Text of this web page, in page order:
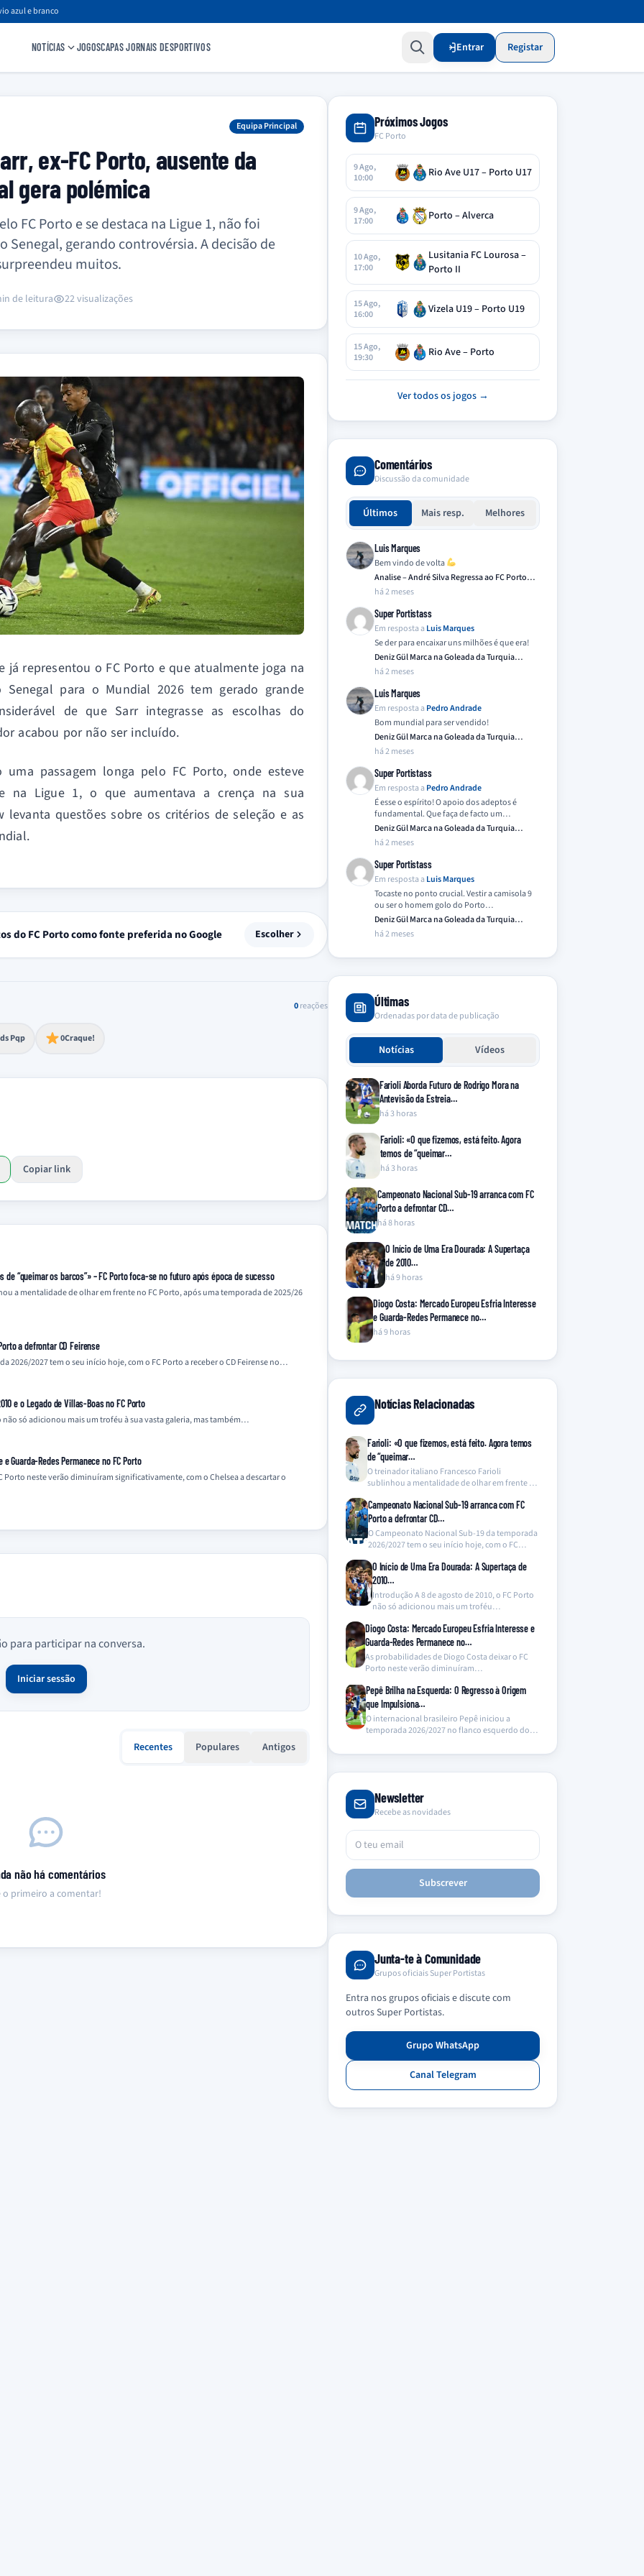
azul e branco
NOTÍCIAS JOGOSCAPAS JORNAIS DESPORTIVOS Entrar Registar
Equipa Principal
ex-FC Porto, ausente da
gera polémica
FC Porto e se destaca na Ligue 1, não foi
Senegal, gerando controvérsia. A decisão de
muitos.
de leitura 22 visualizações
já representou o FC Porto e que atualmente joga na
para o Mundial 2026 tem gerado grande
de que Sarr integrasse as escolhas do
acabou por não ser incluído.
passagem longa pelo FC Porto, onde esteve
na Ligue 1, o que aumentava a crença na sua
levanta questões sobre os critérios de seleção e as
do FC Porto como fonte preferida no Google Escolher
0reações
Pqp
extremo 0Craque!
Copiar link
“queimar os barcos”» – FC Porto foca-se no futuro após época de sucesso
a mentalidade de olhar em frente no FC Porto, após uma temporada de 2025/26
a defrontar CD Feirense
2026/2027 tem o seu início hoje, com o FC Porto a receber o CD Feirense no…
e o Legado de Villas-Boas no FC Porto
não só adicionou mais um troféu à sua vasta galeria, mas também…
Guarda-Redes Permanece no FC Porto
Porto neste verão diminuíram significativamente, com o Chelsea a descartar o
para participar na conversa.
Iniciar sessão
Recentes Populares Antigos
não há comentários
o primeiro a comentar!
Próximos Jogos
FC Porto
9 Ago,
10:00
Rio Ave U17 – Porto U17
9 Ago,
17:00
Porto – Alverca
10 Ago,
17:00
Lusitania FC Lourosa –
Porto II
15 Ago,
16:00
Vizela U19 – Porto U19
15 Ago,
19:30
Rio Ave – Porto
Ver todos os jogos →
Comentários
Discussão da comunidade
Últimos Mais resp. Melhores
Luis Marques
Bem vindo de volta
Analise – André Silva Regressa ao FC Porto…
há 2 meses
Super Portistass
Em resposta a Luis Marques
Se der para encaixar uns milhões é que era!
Deniz Gül Marca na Goleada da Turquia
Frente…
há 2 meses
Luis Marques
Em resposta a Pedro Andrade
Bom mundial para ser vendido!
Deniz Gül Marca na Goleada da Turquia
Frente…
há 2 meses
Super Portistass
Em resposta a Pedro Andrade
É esse o espírito! O apoio dos adeptos é
fundamental. Que faça de facto um…
Deniz Gül Marca na Goleada da Turquia
Frente…
há 2 meses
Super Portistass
Em resposta a Luis Marques
Tocaste no ponto crucial. Vestir a camisola 9
ou ser o homem golo do Porto…
Deniz Gül Marca na Goleada da Turquia
Frente…
há 2 meses
Últimas
Ordenadas por data de publicação
Notícias Vídeos
Farioli Aborda Futuro de Rodrigo Mora na
Antevisão da Estreia…
há 3 horas
Farioli: «O que fizemos, está feito. Agora
temos de “queimar…
há 3 horas
Campeonato Nacional Sub-19 arranca com FC
Porto a defrontar CD…
há 8 horas
O Início de Uma Era Dourada: A Supertaça
de 2010…
há 9 horas
Diogo Costa: Mercado Europeu Esfria Interesse
e Guarda-Redes Permanece no…
há 9 horas
Notícias Relacionadas
Farioli: «O que fizemos, está feito. Agora temos
de “queimar…
O treinador italiano Francesco Farioli
sublinhou a mentalidade de olhar em frente no
Campeonato Nacional Sub-19 arranca com FC
Porto a defrontar CD…
O Campeonato Nacional Sub-19 da temporada
2026/2027 tem o seu início hoje, com o FC
O Início de Uma Era Dourada: A Supertaça de
2010…
Introdução A 8 de agosto de 2010, o FC Porto
não só adicionou mais um troféu…
Diogo Costa: Mercado Europeu Esfria Interesse e
Guarda-Redes Permanece no…
As probabilidades de Diogo Costa deixar o FC
Porto neste verão diminuíram
Pepê Brilha na Esquerda: O Regresso à Origem
que Impulsiona…
O internacional brasileiro Pepê iniciou a
temporada 2026/2027 no flanco esquerdo do
Newsletter
Recebe as novidades
Subscrever
Junta-te à Comunidade
Grupos oficiais Super Portistas
Entra nos grupos oficiais e discute com
outros Super Portistas.
Grupo WhatsApp
Canal Telegram